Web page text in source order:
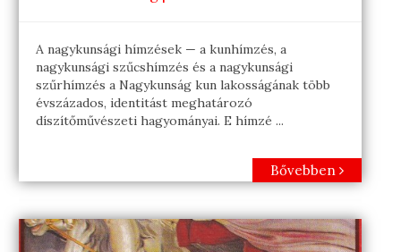
A nagykunsági hímzések — a kunhímzés, a
nagykunsági szűcshímzés és a nagykunsági
szűrhímzés a Nagykunság kun lakosságának több
évszázados, identitást meghatározó
díszítőművészeti hagyományai. E hímzé ...
Bővebben